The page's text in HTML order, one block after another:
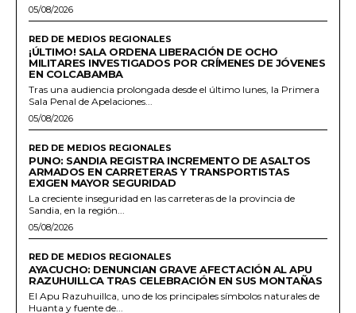
05/08/2026
RED DE MEDIOS REGIONALES
¡ÚLTIMO! SALA ORDENA LIBERACIÓN DE OCHO
MILITARES INVESTIGADOS POR CRÍMENES DE JÓVENES
EN COLCABAMBA
Tras una audiencia prolongada desde el último lunes, la Primera
Sala Penal de Apelaciones...
05/08/2026
RED DE MEDIOS REGIONALES
PUNO: SANDIA REGISTRA INCREMENTO DE ASALTOS
ARMADOS EN CARRETERAS Y TRANSPORTISTAS
EXIGEN MAYOR SEGURIDAD
La creciente inseguridad en las carreteras de la provincia de
Sandia, en la región...
05/08/2026
RED DE MEDIOS REGIONALES
AYACUCHO: DENUNCIAN GRAVE AFECTACIÓN AL APU
RAZUHUILLCA TRAS CELEBRACIÓN EN SUS MONTAÑAS
El Apu Razuhuillca, uno de los principales símbolos naturales de
Huanta y fuente de...